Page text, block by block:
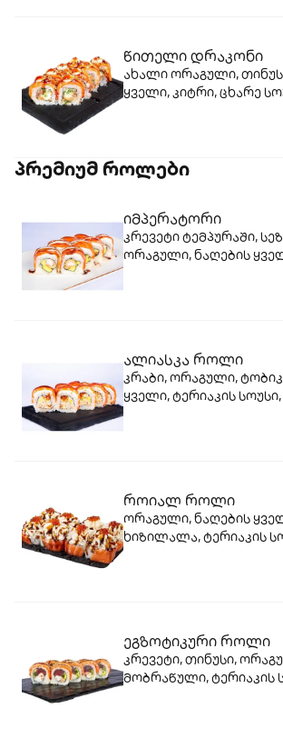
წითელი დრაკონი
ახალი ორაგული,
ყველი, კიტრი, ცხარე
პრემიუმ როლები
იმპერატორი
კრევეტი ტემპურაში,
ორაგული, ნაღების
ალიასკა როლი
კრაბი, ორაგული,
ყველი, ტერიაკის
როიალ როლი
ორაგული, ნაღების
ხიზილალა, ტერიაკის
ეგზოტიკური როლი
კრევეტი, თინუსი,
მობრაწული, ტერიაკის